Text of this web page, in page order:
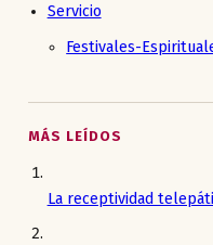
Servicio
Festivales-
MÁS LEÍDOS
La receptividad